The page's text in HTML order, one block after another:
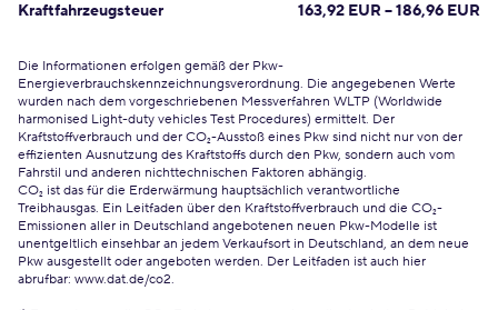
Kraftfahrzeugsteuer 163,92 EUR – 186,96 EUR
Die Informationen erfolgen gemäß der Pkw-
Energieverbrauchskennzeichnungsverordnung. Die angegebenen Werte
wurden nach dem vorgeschriebenen Messverfahren WLTP (Worldwide
harmonised Light-duty vehicles Test Procedures) ermittelt. Der
Kraftstoffverbrauch und der CO₂-Ausstoß eines Pkw sind nicht nur von der
effizienten Ausnutzung des Kraftstoffs durch den Pkw, sondern auch vom
Fahrstil und anderen nichttechnischen Faktoren abhängig.
CO₂ ist das für die Erderwärmung hauptsächlich verantwortliche
Treibhausgas. Ein Leitfaden über den Kraftstoffverbrauch und die CO₂-
Emissionen aller in Deutschland angebotenen neuen Pkw-Modelle ist
unentgeltlich einsehbar an jedem Verkaufsort in Deutschland, an dem neue
Pkw ausgestellt oder angeboten werden. Der Leitfaden ist auch hier
abrufbar: www.dat.de/co2.